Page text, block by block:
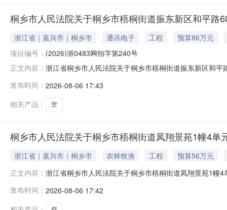
桐乡市人民法院关于桐乡市梧桐街道振东新区和平路
浙江省｜嘉兴市｜桐乡市 通讯电子 工程
预算86万元
项目编号： (2026)浙0483网拍字第240号
正文内容： 浙江省桐乡市人民法院关于桐乡市梧桐街道振东新区和
卖活动，现公告如下：一、拍卖标的：桐乡市梧桐街道
发布时间： 2026-08-06 17:43
相关产品：
空
桐乡市人民法院关于桐乡市梧桐街道凤翔景苑1幢4单
浙江省｜嘉兴市｜桐乡市 农林牧渔 工程
预算56万元
正文内容： 浙江省桐乡市人民法院关于桐乡市梧桐街道凤翔景苑1幢
一、拍卖标的：桐乡市梧桐街道凤翔景苑1幢4单元201
发布时间： 2026-08-06 17:42